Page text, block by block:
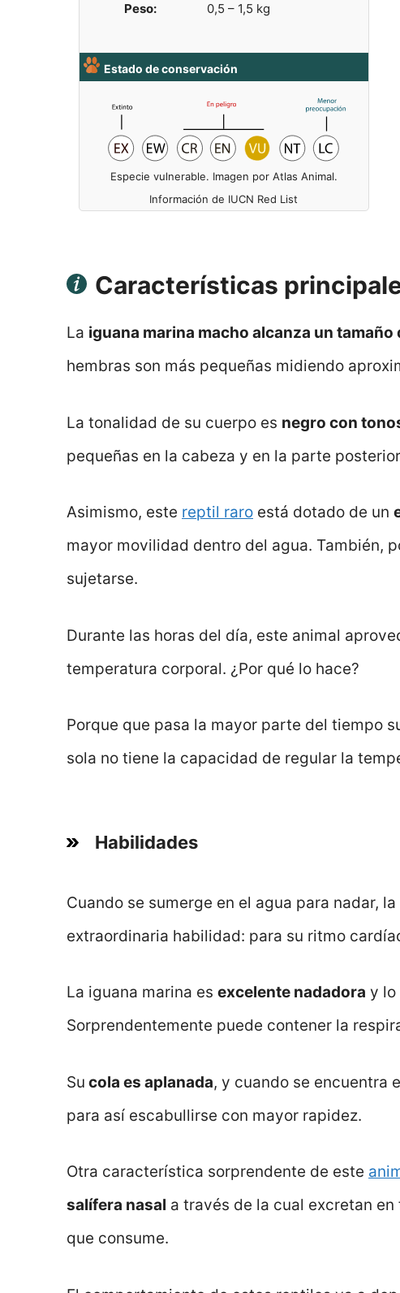
Peso: 0,5 – 1,5 kg
Estado de conservación
Especie vulnerable. Imagen por Atlas Animal.
Información de IUCN Red List
Características
La iguana marina macho alcanza un tamaño
hembras son más pequeñas midiendo
La tonalidad de su cuerpo es negro con
pequeñas en la cabeza y en la parte
Asimismo, este reptil raro está dotado de un
mayor movilidad dentro del agua. También,
sujetarse.
Durante las horas del día, este animal
temperatura corporal. ¿Por qué lo hace?
Porque que pasa la mayor parte del tiempo
sola no tiene la capacidad de regular la
Habilidades
Cuando se sumerge en el agua para nadar,
extraordinaria habilidad: para su ritmo
La iguana marina es excelente nadadora y lo
Sorprendentemente puede contener la
Su cola es aplanada, y cuando se encuentra
para así escabullirse con mayor rapidez.
Otra característica sorprendente de este
salífera nasal a través de la cual excretan
que consume.